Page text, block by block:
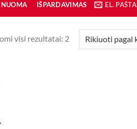
NUOMA IŠPARDAVIMAS EL.
visi rezultatai: 2Rūšiuojama
pagal